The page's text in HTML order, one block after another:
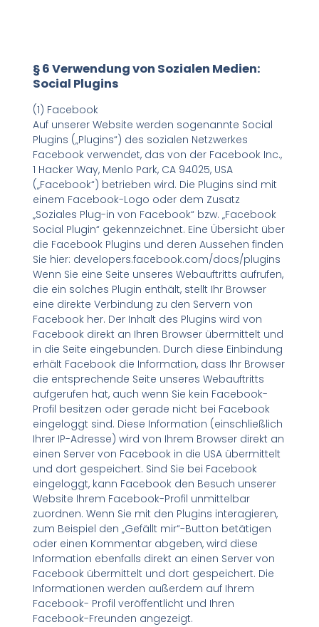
§ 6 Verwendung von Sozialen Medien:
Social Plugins
(1) Facebook
Auf unserer Website werden sogenannte Social
Plugins („Plugins“) des sozialen Netzwerkes
Facebook verwendet, das von der Facebook Inc.,
1 Hacker Way, Menlo Park, CA 94025, USA
(„Facebook“) betrieben wird. Die Plugins sind mit
einem Facebook-Logo oder dem Zusatz
„Soziales Plug-in von Facebook“ bzw. „Facebook
Social Plugin“ gekennzeichnet. Eine Übersicht über
die Facebook Plugins und deren Aussehen finden
Sie hier: developers.facebook.com/docs/plugins
Wenn Sie eine Seite unseres Webauftritts aufrufen,
die ein solches Plugin enthält, stellt Ihr Browser
eine direkte Verbindung zu den Servern von
Facebook her. Der Inhalt des Plugins wird von
Facebook direkt an Ihren Browser übermittelt und
in die Seite eingebunden. Durch diese Einbindung
erhält Facebook die Information, dass Ihr Browser
die entsprechende Seite unseres Webauftritts
aufgerufen hat, auch wenn Sie kein Facebook-
Profil besitzen oder gerade nicht bei Facebook
eingeloggt sind. Diese Information (einschließlich
Ihrer IP-Adresse) wird von Ihrem Browser direkt an
einen Server von Facebook in die USA übermittelt
und dort gespeichert. Sind Sie bei Facebook
eingeloggt, kann Facebook den Besuch unserer
Website Ihrem Facebook-Profil unmittelbar
zuordnen. Wenn Sie mit den Plugins interagieren,
zum Beispiel den „Gefällt mir“-Button betätigen
oder einen Kommentar abgeben, wird diese
Information ebenfalls direkt an einen Server von
Facebook übermittelt und dort gespeichert. Die
Informationen werden außerdem auf Ihrem
Facebook- Profil veröffentlicht und Ihren
Facebook-Freunden angezeigt.